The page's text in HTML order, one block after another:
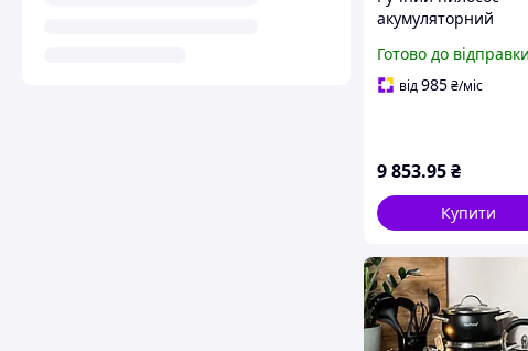
акумуляторний
бездротовий
для сухого
Готово до відправки
від985₴/міс
9 853.95₴
Купити